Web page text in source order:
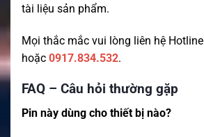
tài liệu sản phẩm.
Mọi thắc mắc vui lòng liên hệ Hotline
hoặc 0917.834.532.
FAQ – Câu hỏi thường gặp
Pin này dùng cho thiết bị nào?